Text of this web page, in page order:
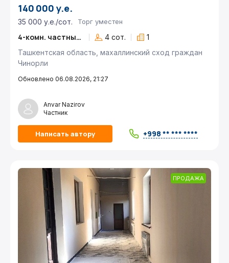
140 000 у.е.
35 000 у.е./сот. Торг уместен
4-комн. частный дом 4 сот.
1
Ташкентская область, махаллинский сход граждан
Чинорли
Обновлено 06.08.2026, 21:27
Anvar Nazirov
Частник
Написать автору +998 ** *** ****
ПРОДАЖА